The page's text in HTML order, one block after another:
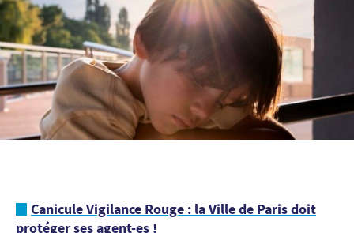
Canicule Vigilance Rouge : la Ville de Paris doit
protéger ses agent-es !